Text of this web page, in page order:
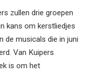
zullen drie groepen
kans om kerstliedjes
de musicals die in juni
Van Kuipers
is om het